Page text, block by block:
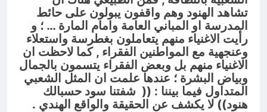
تشاهد الهنود وهم واقفون يبولون على حائط
المدرسة او المباني العامة وامام المارة … ؛ و
رأيت الاغنياء منهم يتعاملون بغطرسة واستعلاء
وعنجهية مع المواطنين الفقراء , كما لاحظت ان
الاغنياء منهم بل وبعض الفقراء يتسمون بالجمال
وبياض البشرة ؛ عندها علمت ان المثل الشعبي
المتداول فيما بيننا : (( شفتنا سود حسبالك
هنود)) لا يكشف عن الحقيقة والواقع الهندي .